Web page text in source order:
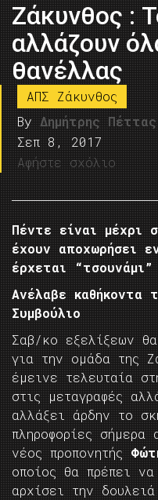
Ζάκυνθος :
αλλάζουν
θανέλλας
ΑΠΣ Ζάκυνθος
By Δημήτρης Πέττας
Σεπ 8, 2017
Αφήστε σχόλιο
Πέντε είναι μέχρι
έχουν αποχωρήσει
έρχεται “τσουνάμι”
Ανέλαβε καθήκοντα
Συμβούλιο
Σαβ/κο εξελίξεων
για την ομάδα της
έμεινε τελευταία
στις μεταγραφές
αλλάξει άρδην το
πληροφορίες
νέος προπονητής
οποίος θα πρέπει
αρχίσει την